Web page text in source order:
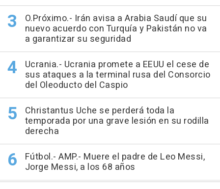
O.Próximo.- Irán avisa a Arabia Saudí que su
nuevo acuerdo con Turquía y Pakistán no va
a garantizar su seguridad
Ucrania.- Ucrania promete a EEUU el cese de
sus ataques a la terminal rusa del Consorcio
del Oleoducto del Caspio
Christantus Uche se perderá toda la
temporada por una grave lesión en su rodilla
derecha
Fútbol.- AMP.- Muere el padre de Leo Messi,
Jorge Messi, a los 68 años